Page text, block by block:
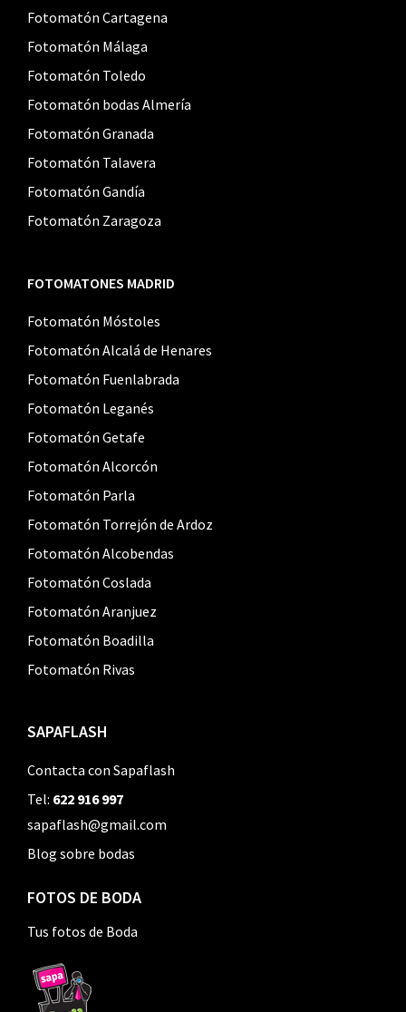
Fotomatón Cartagena
Fotomatón Málaga
Fotomatón Toledo
Fotomatón bodas Almería
Fotomatón Granada
Fotomatón Talavera
Fotomatón Gandía
Fotomatón Zaragoza
FOTOMATONES MADRID
Fotomatón Móstoles
Fotomatón Alcalá de Henares
Fotomatón Fuenlabrada
Fotomatón Leganés
Fotomatón Getafe
Fotomatón Alcorcón
Fotomatón Parla
Fotomatón Torrejón de Ardoz
Fotomatón Alcobendas
Fotomatón Coslada
Fotomatón Aranjuez
Fotomatón Boadilla
Fotomatón Rivas
SAPAFLASH
Contacta con Sapaflash
Tel: 622 916 997
sapaflash@gmail.com
Blog sobre bodas
FOTOS DE BODA
Tus fotos de Boda